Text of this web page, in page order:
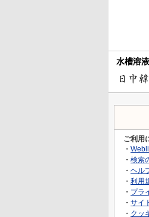
水槽溶
ご利用
・
・ 検索
・ ヘル
・ 利用
・ プラ
・ サイ
・ クッ